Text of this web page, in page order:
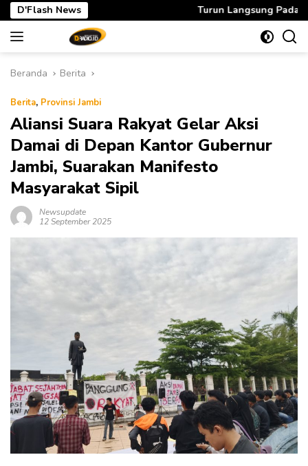
Langsung
ke
konten
D'Flash News Turun Langsung Padamkan Karhutla di Air
Beranda Berita
Berita, Provinsi Jambi
Aliansi Suara Rakyat Gelar Aksi
Damai di Depan Kantor Gubernur
Jambi, Suarakan Manifesto
Masyarakat Sipil
Newsupdate
12 September 2025